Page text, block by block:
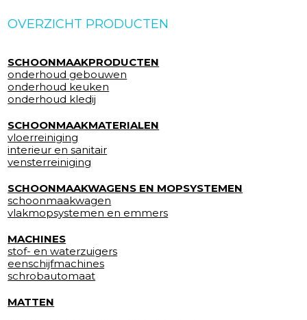
OVERZICHT PRODUCTEN
SCHOONMAAKPRODUCTEN
onderhoud gebouwen
onderhoud keuken
onderhoud kledij
SCHOONMAAKMATERIALEN
vloerreiniging
interieur en sanitair
vensterreiniging
SCHOONMAAKWAGENS EN MOPSYSTEMEN
schoonmaakwagen
vlakmopsystemen en emmers
MACHINES
stof- en waterzuigers
eenschijfmachines
schrobautomaat
MATTEN